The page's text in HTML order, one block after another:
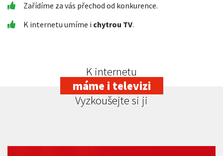
Zařídíme za vás přechod od konkurence.
K internetu umíme i chytrou TV.
K internetu
máme i televizi
Vyzkoušejte si ji